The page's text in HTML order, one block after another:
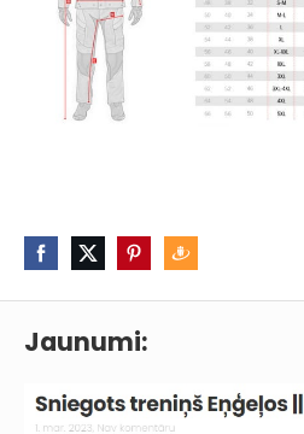
Jaunumi: